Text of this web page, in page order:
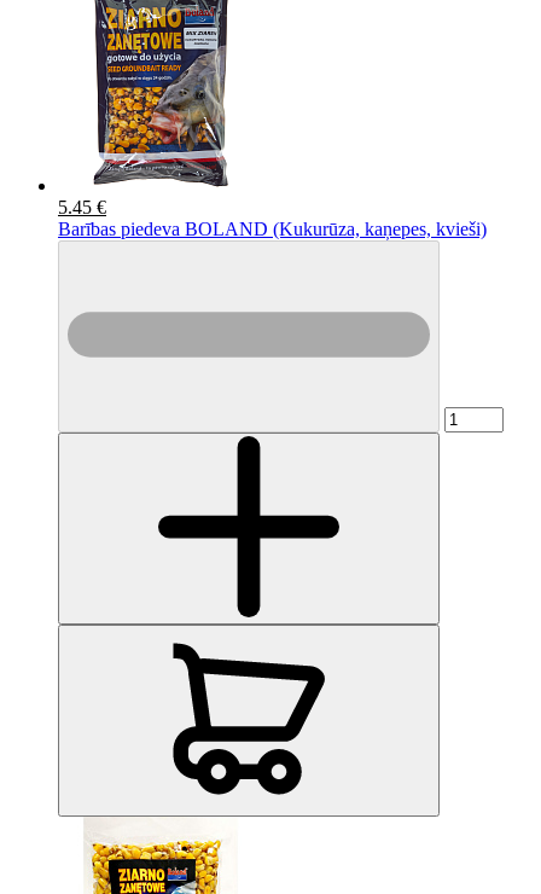
5.45 €
Barības piedeva BOLAND (Kukurūza, kaņepes, kvieši)